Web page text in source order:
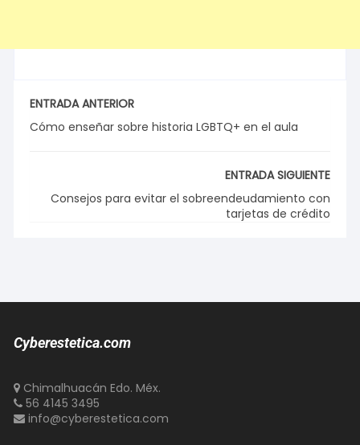
ENTRADA ANTERIOR
Cómo enseñar sobre historia LGBTQ+ en el aula
ENTRADA SIGUIENTE
Consejos para evitar el sobreendeudamiento con
tarjetas de crédito
Cyberestetica.com
Chimalhuacán Edo. Méx.
56 4145 3495
info@cyberestetica.com